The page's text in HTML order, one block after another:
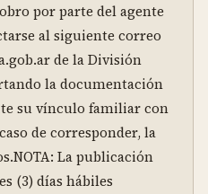
por parte del agente
al siguiente correo
de la División
la documentación
su vínculo familiar con
de corresponder, la
La publicación
(3) días hábiles